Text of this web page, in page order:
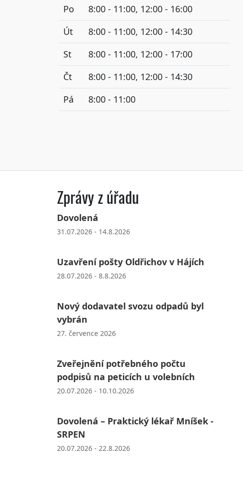
Po
8:00 - 11:00, 12:00 - 16:00
Út
8:00 - 11:00, 12:00 - 14:30
St
8:00 - 11:00, 12:00 - 17:00
Čt
8:00 - 11:00, 12:00 - 14:30
Pá
8:00 - 11:00
Zprávy z úřadu
Dovolená
31.07.2026 - 14.8.2026
Uzavření pošty Oldřichov v Hájích
28.07.2026 - 8.8.2026
Nový dodavatel svozu odpadů byl
vybrán
27. července 2026
Zveřejnění potřebného počtu
podpisů na peticích u volebních
20.07.2026 - 10.10.2026
Dovolená – Praktický lékař Mníšek -
SRPEN
20.07.2026 - 22.8.2026